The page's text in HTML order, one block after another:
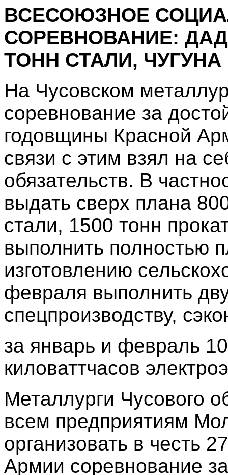
ВСЕСОЮЗНОЕ
СОРЕВНОВАНИЕ:
ТОНН СТАЛИ,
На Чусовском
соревнование за
годовщины Красной
связи с этим взял на
обязательств. В
выдать сверх плана
стали, 1500 тонн
выполнить полностью
изготовлению
февраля выполнить
спецпроизводству,
за январь и февраль
киловаттчасов
Металлурги Чусового
всем предприятиям
организовать в честь
Армии соревнование